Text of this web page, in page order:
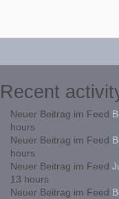
Recent
Neuer Beitrag im Feed
hours
Neuer Beitrag im Feed
hours
Neuer Beitrag im Feed
13 hours
Neuer Beitrag im Feed